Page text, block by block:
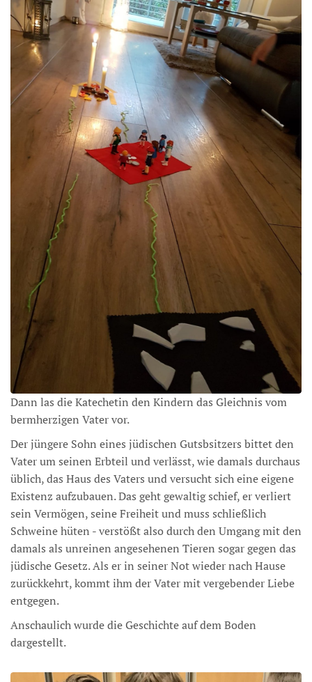
Dann las die Katechetin den Kindern das Gleichnis vom
bermherzigen Vater vor.
Der jüngere Sohn eines jüdischen Gutsbsitzers bittet den
Vater um seinen Erbteil und verlässt, wie damals durchaus
üblich, das Haus des Vaters und versucht sich eine eigene
Existenz aufzubauen. Das geht gewaltig schief, er verliert
sein Vermögen, seine Freiheit und muss schließlich
Schweine hüten - verstößt also durch den Umgang mit den
damals als unreinen angesehenen Tieren sogar gegen das
jüdische Gesetz. Als er in seiner Not wieder nach Hause
zurückkehrt, kommt ihm der Vater mit vergebender Liebe
entgegen.
Anschaulich wurde die Geschichte auf dem Boden
dargestellt.